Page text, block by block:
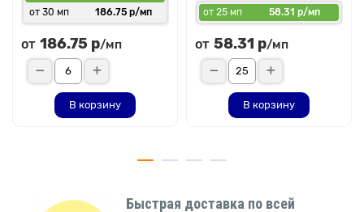
от 30 мп
186.75 р/мп
от 186.75 р/мп
В корзину
от 25 мп 58.31 р/мп
от 58.31 р/мп
В корзину
Быстрая доставка по всей